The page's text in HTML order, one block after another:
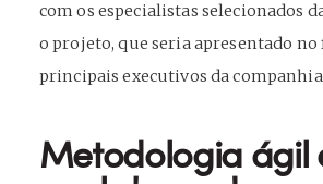
com os especialistas selecionados
o projeto, que seria apresentado no
principais executivos da
Metodologia ágil